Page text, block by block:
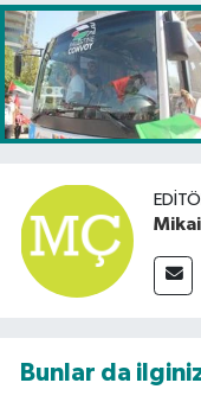
Bunlar da